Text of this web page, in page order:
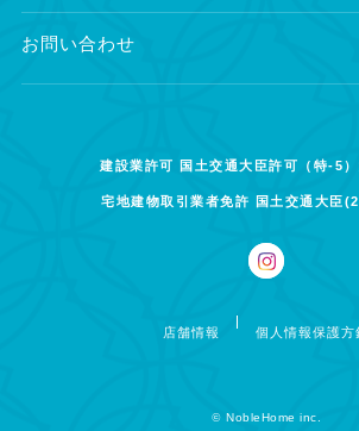
お問い合わせ
建設業許可 国土交通大臣許可（特-5
宅地建物取引業者免許 国土交通大臣
店舗情報 個人情報保護方
© NobleHome inc.